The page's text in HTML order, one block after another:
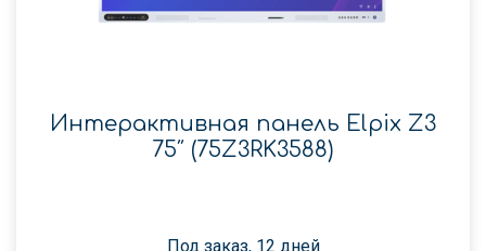
Интерактивная панель Elpix Z3
75″ (75Z3RK3588)
Под заказ, 12 дней